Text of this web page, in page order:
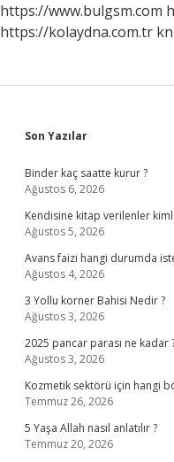
https://www.bulgsm.com
https://kolaydna.com.tr
Sidebar
Son Yazılar
Binder kaç saatte kurur ?
Ağustos 6, 2026
Kendisine kitap verilenler
Ağustos 5, 2026
Avans faizi hangi durumda
Ağustos 4, 2026
3 Yollu korner Bahisi Nedir ?
Ağustos 3, 2026
2025 pancar parası ne kadar
Ağustos 3, 2026
Kozmetik sektörü için hangi
Temmuz 26, 2026
5 Yaşa Allah nasıl anlatılır ?
Temmuz 20, 2026